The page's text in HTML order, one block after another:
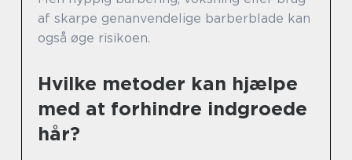
af skarpe genanvendelige barberblade kan
også øge risikoen.
Hvilke metoder kan hjælpe
med at forhindre indgroede
hår?